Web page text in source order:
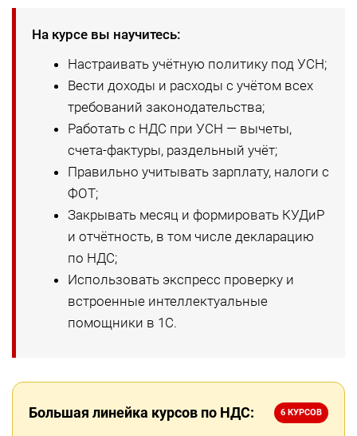
На курсе вы научитесь:
Настраивать учётную политику под УСН;
Вести доходы и расходы с учётом всех
требований законодательства;
Работать с НДС при УСН — вычеты,
счета-фактуры, раздельный учёт;
Правильно учитывать зарплату, налоги с
ФОТ;
Закрывать месяц и формировать КУДиР
и отчётность, в том числе декларацию
по НДС;
Использовать экспресс проверку и
встроенные интеллектуальные
помощники в 1С.
Большая линейка курсов по НДС: 6 КУРСОВ